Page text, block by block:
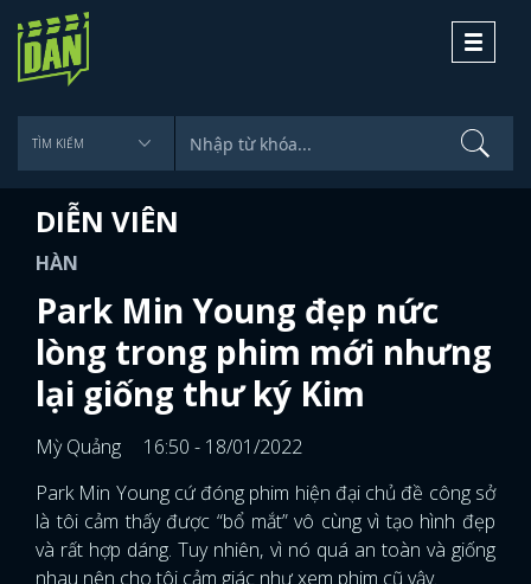
Toggle
DIỄN VIÊN
HÀN
Park Min Young đẹp nức
lòng trong phim mới nhưng
lại giống thư ký Kim
Mỳ Quảng
16:50 - 18/01/2022
Park Min Young cứ đóng phim hiện đại chủ đề công sở
là tôi cảm thấy được “bổ mắt” vô cùng vì tạo hình đẹp
và rất hợp dáng. Tuy nhiên, vì nó quá an toàn và giống
nhau nên cho tôi cảm giác như xem phim cũ vậy.